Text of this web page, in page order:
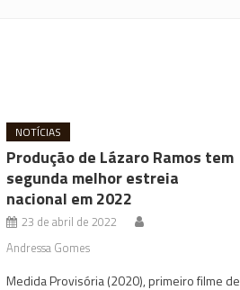
NOTÍCIAS
Produção de Lázaro Ramos tem
segunda melhor estreia
nacional em 2022
23 de abril de 2022
Andressa Gomes
Medida Provisória (2020), primeiro filme de